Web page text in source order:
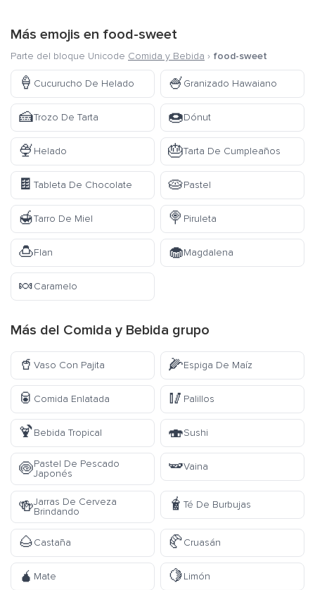
Más emojis en food-sweet
Parte del bloque Unicode Comida y Bebida › food-sweet
🍦 Cucurucho De Helado 🍧Granizado Hawaiano
🍰Trozo De Tarta 🍩Dónut
🍨Helado 🎂Tarta De Cumpleaños
🍫 Tableta De Chocolate 🥧Pastel
🍯Tarro De Miel 🍭 Piruleta
🍮Flan 🧁Magdalena
🍬Caramelo
Más del Comida y Bebida grupo
🥤 Vaso Con Pajita 🌽Espiga De Maíz
🥫 Comida Enlatada 🥢 Palillos
🍹Bebida Tropical 🍣Sushi
🍥Pastel De Pescado
Japonés
🫛Vaina
🍻Jarras De Cerveza
Brindando
🧋 Té De Burbujas
🌰Castaña 🥐Cruasán
🧉 Mate 🍋Limón